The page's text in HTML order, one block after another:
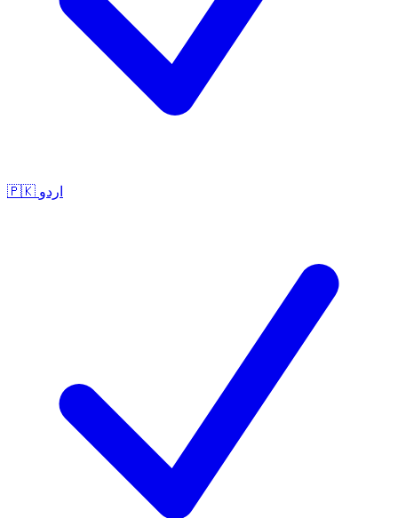
🇵🇰 اردو